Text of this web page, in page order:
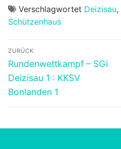
Verschlagwortet Deizisau,
Schützenhaus
Beitragsnavigation
ZURÜCK
Vorheriger
Beitrag:
Rundenwettkampf – SGi
Deizisau 1 : KKSV
Bonlanden 1